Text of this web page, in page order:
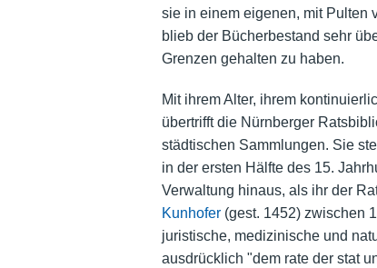
sie in einem eigenen, mit Pulten
blieb der Bücherbestand sehr
Grenzen gehalten zu haben.
Mit ihrem Alter, ihrem
übertrifft die Nürnberger
städtischen Sammlungen. Sie
in der ersten Hälfte des 15.
Verwaltung hinaus, als ihr der
Kunhofer(gest. 1452) zwischen
juristische, medizinische und
ausdrücklich "dem rate der stat